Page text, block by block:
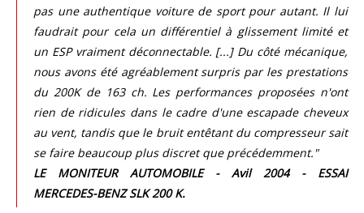
pas une authentique voiture de sport pour autant. Il lui
faudrait pour cela un différentiel à glissement limité et
un ESP vraiment déconnectable. [...] Du côté mécanique,
nous avons été agréablement surpris par les prestations
du 200K de 163 ch. Les performances proposées n'ont
rien de ridicules dans le cadre d'une escapade cheveux
au vent, tandis que le bruit entêtant du compresseur sait
se faire beaucoup plus discret que précédemment."
LE MONITEUR AUTOMOBILE - Avil 2004 - ESSAI
MERCEDES-BENZ SLK 200 K.